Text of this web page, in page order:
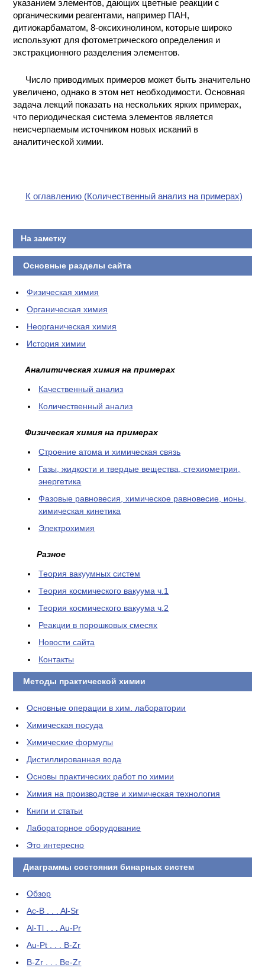
указанием элементов, дающих цветные реакции с
органическими реагентами, например ПАН,
дитиокарбаматом, 8-оксихинолином, которые широко
используют для фотометрического определения и
экстракционного разделения элементов.
Число приводимых примеров может быть значительно
увеличено, однако в этом нет необходимости. Основная
задача лекций показать на нескольких ярких примерах,
что периодическая система элементов является
неисчерпаемым источником новых исканий в
аналитической химии.
К оглавлению (Количественный анализ на примерах)
На заметку
Основные разделы сайта
Физическая химия
Органическая химия
Неорганическая химия
История химии
Аналитическая химия на примерах
Качественный анализ
Количественный анализ
Физическая химия на примерах
Cтроение атома и химическая связь
Газы, жидкости и твердые вещества, стехиометрия,
энергетика
Фазовые равновесия, химическое равновесие, ионы,
химическая кинетика
Электрохимия
Разное
Теория вакуумных систем
Теория космического вакуума ч.1
Теория космического вакуума ч.2
Реакции в порошковых смесях
Новости сайта
Контакты
Методы практической химии
Основные операции в хим. лаборатории
Химическая посуда
Химические формулы
Дистиллированная вода
Основы практических работ по химии
Химия на производстве и химическая технология
Книги и статьи
Лабораторное оборудование
Это интересно
Диаграммы состояния бинарных систем
Обзор
Ac-B . . . Al-Sr
Al-Tl . . . Au-Pr
Au-Pt . . . B-Zr
B-Zr . . . Be-Zr